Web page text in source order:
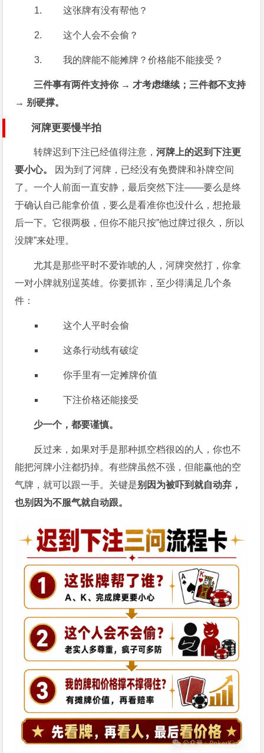
这张牌有没有帮他？
这个人会不会偷？
我的牌能不能摊牌？价格能不能接受？
三件事有两件支持你 → 才考虑继续；三件都不支持
→ 别硬撑。
河牌更要慢半拍
转牌迟到下注已经值得注意，河牌上的迟到下注更
要小心。
因为到了河牌，已经没有免费牌和补牌空间
了。一个人前面一直安静，最后突然下注——要么是终
于确认自己能拿价值，要么是看准你也没什么，想抢最
后一下。它很两极，但你不能只按”他过牌过很久，所以
没牌”来处理。
尤其是那些平时不爱诈唬的人，河牌突然打，你拿
一对小牌就别逞英雄。你要抓诈，至少得满足几个条
件：
这个人平时会偷
这条行动线有破绽
你手里有一定摊牌价值
下注价格还能接受
少一个，都要谨慎。
反过来，如果对手是那种抓空档很凶的人，你也不
能把河牌小注都扔掉。有些牌虽然不强，但能赢他的空
气牌，就可以跟一手。关键是别因为被吓到就自动弃，
也别因为不服气就自动跟。